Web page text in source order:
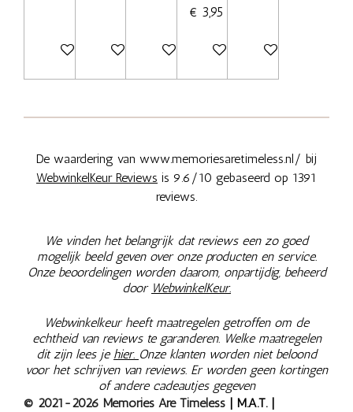
Bekijk detailsBekijk detailsBekijk details
€ 3,95
Bekijk detailsBekijk details
De waardering van www.memoriesaretimeless.nl/ bij
WebwinkelKeur Reviews is 9.6/10 gebaseerd op 1391
reviews.
We vinden het belangrijk dat reviews een zo goed
mogelijk beeld geven over onze producten en service.
Onze beoordelingen worden daarom, onpartijdig, beheerd
door WebwinkelKeur.
Webwinkelkeur heeft maatregelen getroffen om de
echtheid van reviews te garanderen. Welke maatregelen
dit zijn lees je hier. Onze klanten worden niet beloond
voor het schrijven van reviews. Er worden geen kortingen
of andere cadeautjes gegeven
© 2021-2026 Memories Are Timeless | M.A.T. |